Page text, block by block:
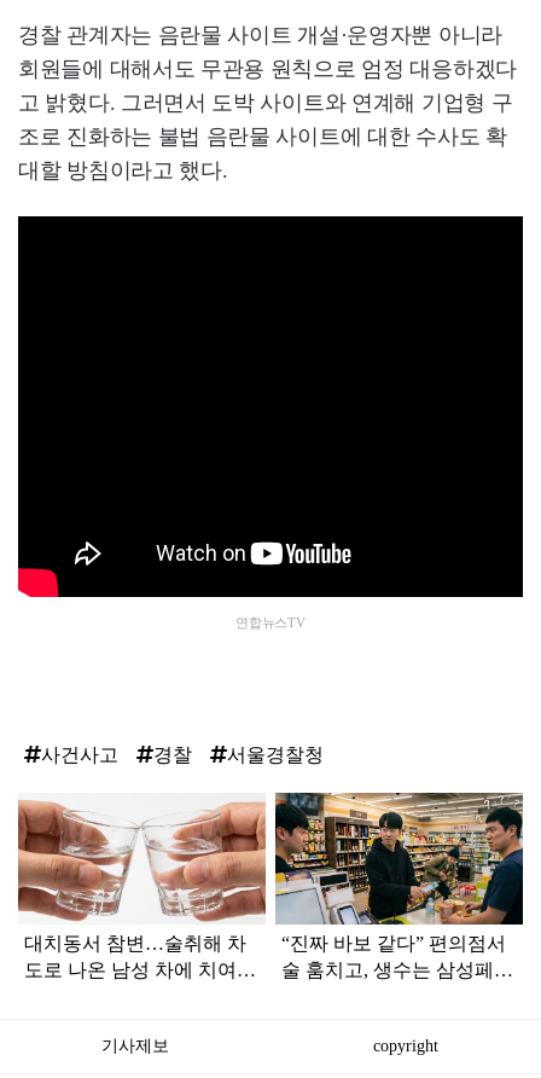
경찰 관계자는 음란물 사이트 개설·운영자뿐 아니라
회원들에 대해서도 무관용 원칙으로 엄정 대응하겠다
고 밝혔다. 그러면서 도박 사이트와 연계해 기업형 구
조로 진화하는 불법 음란물 사이트에 대한 수사도 확
대할 방침이라고 했다.
연합뉴스TV
사건사고 경찰 서울경찰청
탑
라
인
대치동서 참변…술취해 차
도로 나온 남성 차에 치여
“진짜 바보 같다” 편의점서
술 훔치고, 생수는 삼성페이
기사제보 copyright